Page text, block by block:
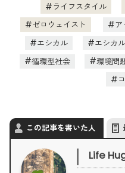
ライフスタイル
ゼロウェイスト
ア
エシカル
エシカ
循環型社会
環境問
この記事を書いた人
Life